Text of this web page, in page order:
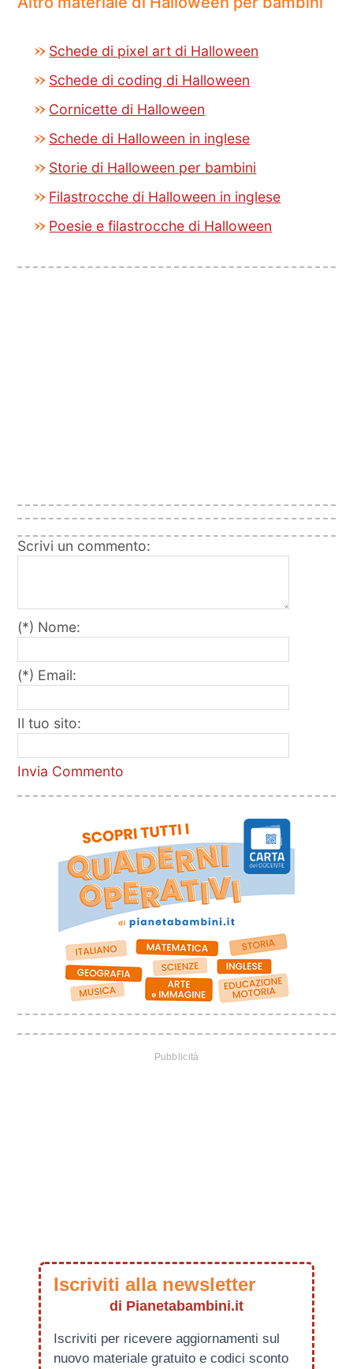
Schede di pixel art di Halloween
Schede di coding di Halloween
Cornicette di Halloween
Schede di Halloween in inglese
Storie di Halloween per bambini
Filastrocche di Halloween in inglese
Poesie e filastrocche di Halloween
Scrivi un commento:
(*) Nome:
(*) Email:
Il tuo sito:
Invia Commento
Iscriviti alla newsletter
di Pianetabambini.it
Iscriviti per ricevere aggiornamenti sul
nuovo materiale gratuito e codici sconto